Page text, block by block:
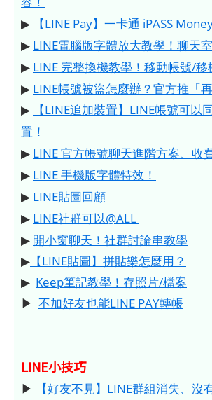
▶
【LINE Pay】一卡通 iPASS
▶ LINE電腦版字體放大教學！聊天
▶ LINE 完整換機教學！移動帳號/移
▶ LINE帳號被盜怎麼辦？官方推「
▶
【LINE追加裝置】LINE帳號可以
置！
▶ LINE 官方帳號聊天進階方案、收
▶ LINE 手機版字體特效！
▶ LINE貼圖回顧
▶ LINE社群可以@ALL
▶ 開小窗聊天！社群討論串教學
▶ 【LINE貼圖】拼貼樂怎麼用？
▶ Keep筆記教學！存照片/檔案
▶ 不加好友也能LINE PAY轉帳
LINE小技巧
▶
【好友不見】LINE群組消失、沒